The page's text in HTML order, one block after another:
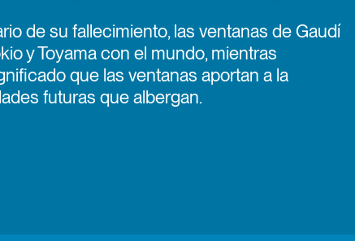
de su fallecimiento, las ventanas de Gaudí
y Toyama con el mundo, mientras
que las ventanas aportan a la
futuras que albergan.